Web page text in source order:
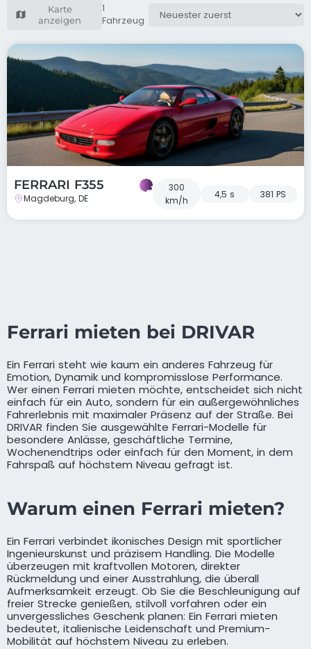
Karte
anzeigen
1
Fahrzeug
FERRARI F355
Magdeburg, DE
300
km/h
4,5 s 381 PS
Ferrari mieten bei DRIVAR
Ein Ferrari steht wie kaum ein anderes Fahrzeug für
Emotion, Dynamik und kompromisslose Performance.
Wer einen Ferrari mieten möchte, entscheidet sich nicht
einfach für ein Auto, sondern für ein außergewöhnliches
Fahrerlebnis mit maximaler Präsenz auf der Straße. Bei
DRIVAR finden Sie ausgewählte Ferrari-Modelle für
besondere Anlässe, geschäftliche Termine,
Wochenendtrips oder einfach für den Moment, in dem
Fahrspaß auf höchstem Niveau gefragt ist.
Warum einen Ferrari mieten?
Ein Ferrari verbindet ikonisches Design mit sportlicher
Ingenieurskunst und präzisem Handling. Die Modelle
überzeugen mit kraftvollen Motoren, direkter
Rückmeldung und einer Ausstrahlung, die überall
Aufmerksamkeit erzeugt. Ob Sie die Beschleunigung auf
freier Strecke genießen, stilvoll vorfahren oder ein
unvergessliches Geschenk planen: Ein Ferrari mieten
bedeutet, italienische Leidenschaft und Premium-
Mobilität auf höchstem Niveau zu erleben.